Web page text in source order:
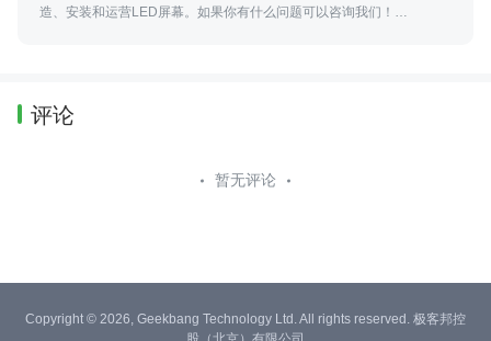
造、安装和运营LED屏幕。如果你有什么问题可以咨询我们！
评论
暂无评论
Copyright © 2026, Geekbang Technology Ltd. All rights reserved. 极客邦控